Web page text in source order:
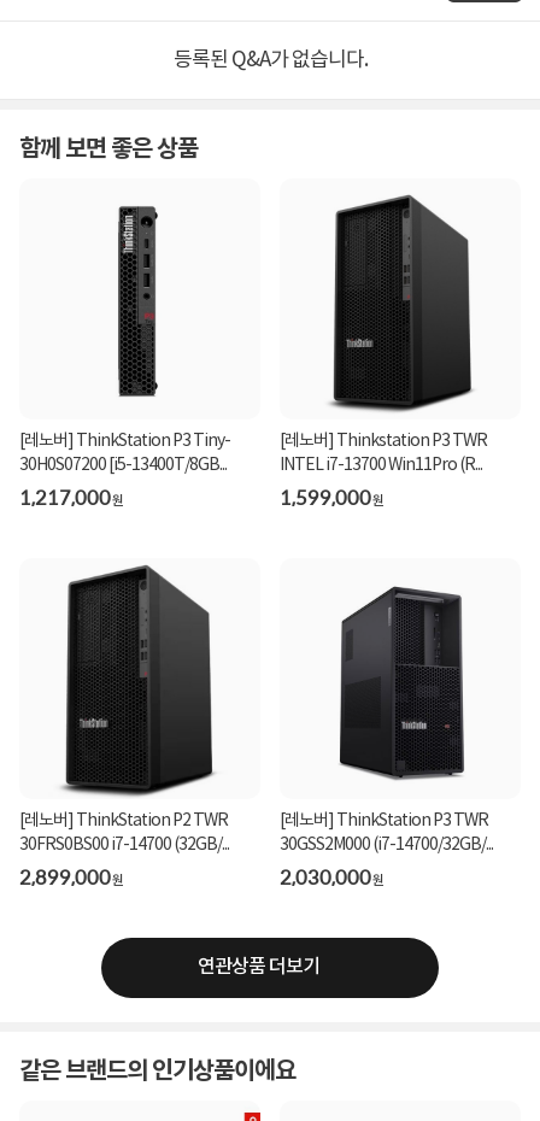
등록된 Q&A가 없습니다.
함께 보면 좋은 상품
[레노버] ThinkStation P3 Tiny-
30H0S07200 [i5-13400T/8GB...
1,217,000원
[레노버] Thinkstation P3 TWR
INTEL i7-13700 Win11Pro (R...
1,599,000원
[레노버] ThinkStation P2 TWR
30FRS0BS00 i7-14700 (32GB/...
2,899,000원
[레노버] ThinkStation P3 TWR
30GSS2M000 (i7-14700/32GB/...
2,030,000원
연관상품 더보기
같은 브랜드의 인기상품이에요